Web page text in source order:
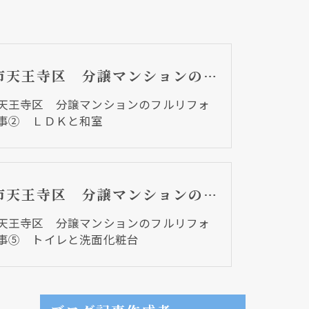
大阪市天王寺区 分譲マンションのフルリフォーム工事② ＬＤＫと和室
王寺区 分譲マンションのフルリフォ
② ＬＤＫと和室
大阪市天王寺区 分譲マンションのフルリフォーム工事⑤ トイレと洗面化粧台
王寺区 分譲マンションのフルリフォ
⑤ トイレと洗面化粧台